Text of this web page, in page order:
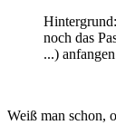
noch das
...)
Weiß man schon,